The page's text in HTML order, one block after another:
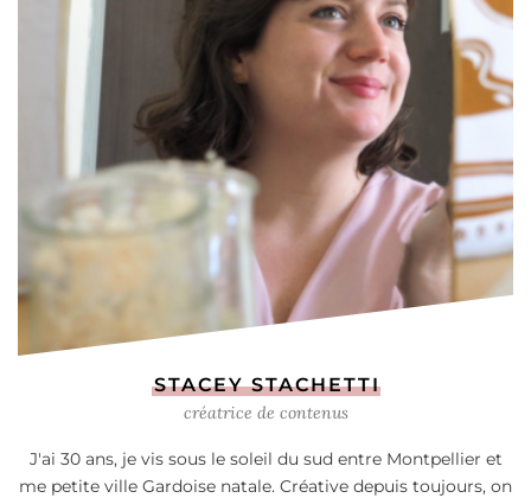
STACEY STACHETTI
créatrice de contenus
J'ai 30 ans, je vis sous le soleil du sud entre Montpellier et
me petite ville Gardoise natale. Créative depuis toujours, on